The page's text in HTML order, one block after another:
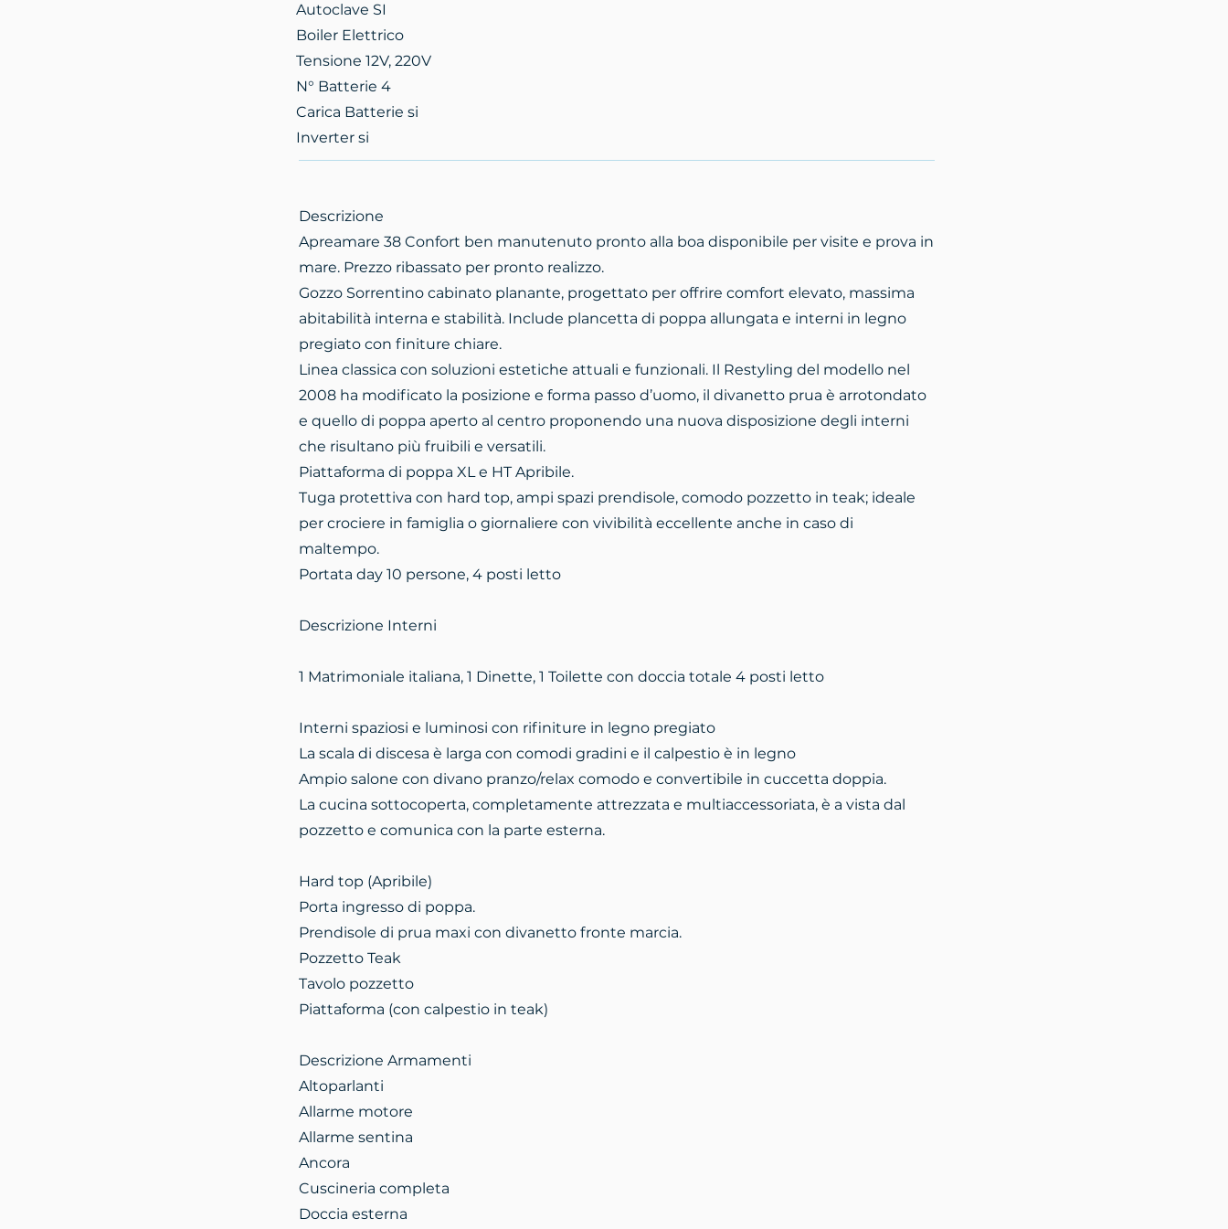
Autoclave SI
Boiler Elettrico
Tensione 12V, 220V
N° Batterie 4
Carica Batterie si
Inverter si
Descrizione
Apreamare 38 Confort ben manutenuto pronto alla boa disponibile per visite e prova in
mare. Prezzo ribassato per pronto realizzo.
Gozzo Sorrentino cabinato planante, progettato per offrire comfort elevato, massima
abitabilità interna e stabilità. Include plancetta di poppa allungata e interni in legno
pregiato con finiture chiare.
Linea classica con soluzioni estetiche attuali e funzionali. Il Restyling del modello nel
2008 ha modificato la posizione e forma passo d’uomo, il divanetto prua è arrotondato
e quello di poppa aperto al centro proponendo una nuova disposizione degli interni
che risultano più fruibili e versatili.
Piattaforma di poppa XL e HT Apribile.
Tuga protettiva con hard top, ampi spazi prendisole, comodo pozzetto in teak; ideale
per crociere in famiglia o giornaliere con vivibilità eccellente anche in caso di
maltempo.
Portata day 10 persone, 4 posti letto
Descrizione Interni
1 Matrimoniale italiana, 1 Dinette, 1 Toilette con doccia totale 4 posti letto
Interni spaziosi e luminosi con rifiniture in legno pregiato
La scala di discesa è larga con comodi gradini e il calpestio è in legno
Ampio salone con divano pranzo/relax comodo e convertibile in cuccetta doppia.
La cucina sottocoperta, completamente attrezzata e multiaccessoriata, è a vista dal
pozzetto e comunica con la parte esterna.
Hard top (Apribile)
Porta ingresso di poppa.
Prendisole di prua maxi con divanetto fronte marcia.
Pozzetto Teak
Tavolo pozzetto
Piattaforma (con calpestio in teak)
Descrizione Armamenti
Altoparlanti
Allarme motore
Allarme sentina
Ancora
Cuscineria completa
Doccia esterna